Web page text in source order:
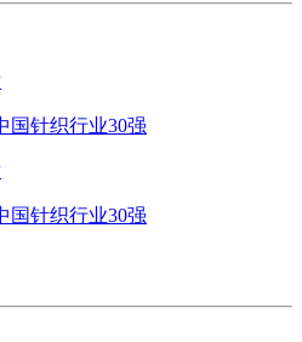
国针织行业30强
国针织行业30强